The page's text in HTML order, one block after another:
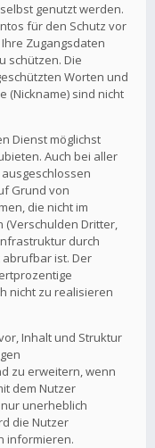
genutzt werden.
für den Schutz vor
Zugangsdaten
schützen. Die
Worten und
(Nickname) sind nicht
Dienst möglichst
Auch bei aller
Grund von
die nicht im
(Verschulden Dritter,
durch
abrufbar ist. Der
nicht zu realisieren
Inhalt und Struktur
zu erweitern, wenn
dem Nutzer
unerheblich
die Nutzer
informieren.